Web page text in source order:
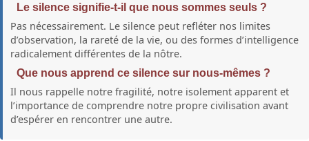
Le silence signifie‑t‑il que nous sommes seuls ?
Pas nécessairement. Le silence peut refléter nos limites
d’observation, la rareté de la vie, ou des formes d’intelligence
radicalement différentes de la nôtre.
Que nous apprend ce silence sur nous‑mêmes ?
Il nous rappelle notre fragilité, notre isolement apparent et
l’importance de comprendre notre propre civilisation avant
d’espérer en rencontrer une autre.